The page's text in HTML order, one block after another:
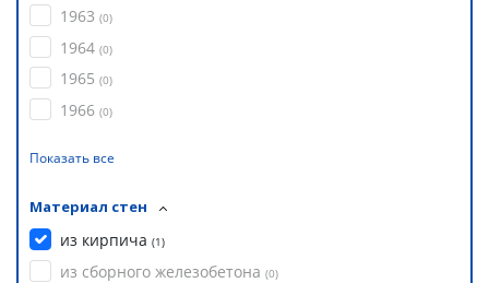
1963 (0)
1964 (0)
1965 (0)
1966 (0)
Показать все
Материал стен
из кирпича (1)
из сборного железобетона (0)